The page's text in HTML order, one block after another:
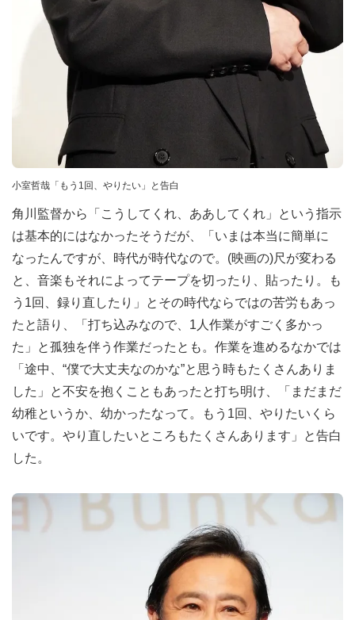
小室哲哉「もう1回、やりたい」と告白
角川監督から「こうしてくれ、ああしてくれ」という指示
は基本的にはなかったそうだが、「いまは本当に簡単に
なったんですが、時代が時代なので。(映画の)尺が変わる
と、音楽もそれによってテープを切ったり、貼ったり。も
う1回、録り直したり」とその時代ならではの苦労もあっ
たと語り、「打ち込みなので、1人作業がすごく多かっ
た」と孤独を伴う作業だったとも。作業を進めるなかでは
「途中、“僕で大丈夫なのかな”と思う時もたくさんありま
した」と不安を抱くこともあったと打ち明け、「まだまだ
幼稚というか、幼かったなって。もう1回、やりたいくら
いです。やり直したいところもたくさんあります」と告白
した。